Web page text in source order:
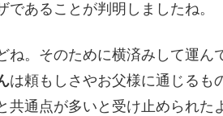
あることが判明しましたね。
ね。そのために横済みして運ん
は頼もしさやお父様に通じるも
通点が多いと受け止められた